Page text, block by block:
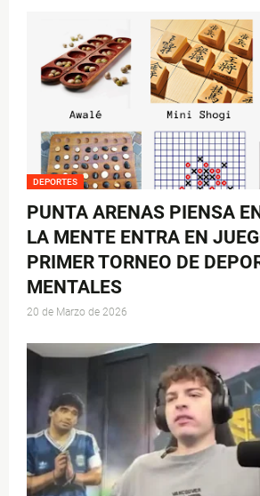
DEPORTES
PUNTA ARENAS PIENSA
LA MENTE ENTRA EN
PRIMER TORNEO DE
MENTALES
20 de Marzo de 2026